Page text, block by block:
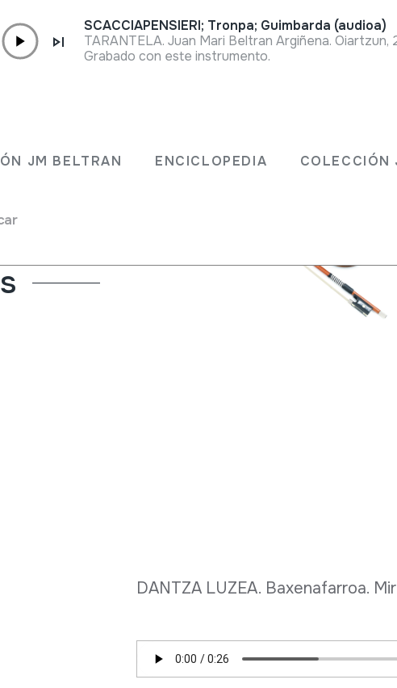
JM BELTRAN ENCICLOPEDIA COLECCIÓN
SCACCIAPENSIERI; Tronpa; Guimbarda (audioa)
TARANTELA. Juan Mari Beltran Argiñena. Oiartzun,
Grabado con este instrumento.
DANTZA LUZEA. Baxenafarroa.